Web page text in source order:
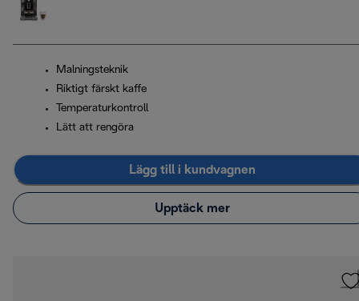
Malningsteknik
Riktigt färskt kaffe
Temperaturkontroll
Lätt att rengöra
Lägg till i kundvagnen
Upptäck mer